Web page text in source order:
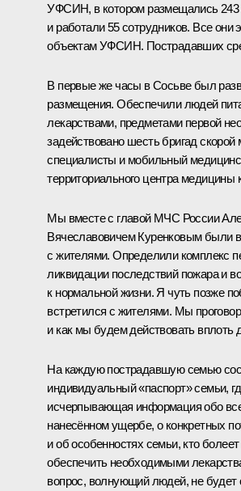
УФСИН, в котором размещались
и работали 55 сотрудников. Все они
объектам УФСИН. Пострадавших
В первые же часы в Сосьве был
размещения. Обеспечили людей
лекарствами, предметами первой
задействовано шесть бригад
специалисты и мобильный
территориального центра медицины
Мы вместе с главой МЧС России
Вячеславовичем Куренковым были
с жителями. Определили комплекс
ликвидации последствий пожара и
к нормальной жизни. Я чуть позже
встретился с жителями. Мы
и как мы будем действовать вплоть
На каждую пострадавшую семью
индивидуальный «паспорт» семьи,
исчерпывающая информация обо
нанесённом ущербе, о конкретных
и об особенностях семьи, кто
обеспечить необходимыми
вопрос, волнующий людей, не будет